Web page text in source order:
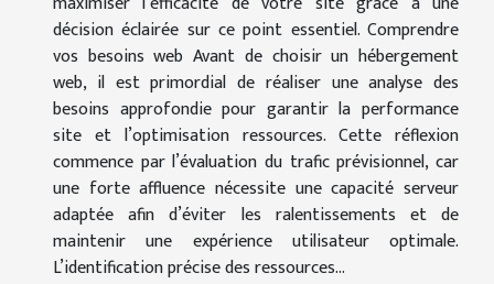
décision éclairée sur ce point essentiel. Comprendre
vos besoins web Avant de choisir un hébergement
web, il est primordial de réaliser une analyse des
besoins approfondie pour garantir la performance
site et l’optimisation ressources. Cette réflexion
commence par l’évaluation du trafic prévisionnel, car
une forte affluence nécessite une capacité serveur
adaptée afin d’éviter les ralentissements et de
maintenir une expérience utilisateur optimale.
L’identification précise des ressources...